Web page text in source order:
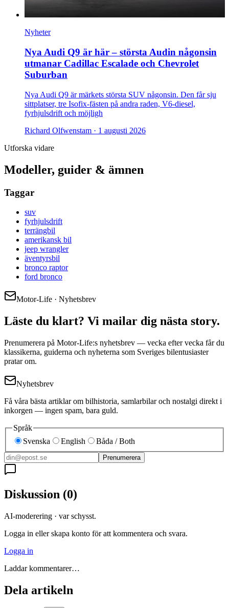
Nyheter
Nya Audi Q9 är här – största Audin någonsin
utmanar Cadillac Escalade och Chevrolet
Suburban
Nya Audi Q9 är märkets största SUV någonsin. Den får sju
sittplatser, tre Isofix-fästen på andra raden, V6-diesel,
fyrhjulsdrift och möjligh
Richard Olfwenstam · 1 augusti 2026
Utforska vidare
Modeller, guider & ämnen
Taggar
suv
fyrhjulsdrift
terrängbil
amerikansk bil
jeep wrangler
äventyrsbil
bronco raptor
ford bronco
Motor-Life · Nyhetsbrev
Läste du klart? Vi mailar dig nästa story.
Prenumerera på Motor-Life:s nyhetsbrev — vecka efter vecka får du
klassikerna, guiderna och nyheterna som Sveriges bilentusiaster
pratar om.
Nyhetsbrev
Få våra bästa artiklar om bilhistoria, samlarbilar och nostalgi direkt i
inkorgen — ingen spam, bara guld.
Språk
Svenska
English Båda / Both
Prenumerera
Diskussion (0)
AI-moderering · var schysst.
Logga in eller skapa konto för att kommentera och svara.
Logga in
Laddar kommentarer…
Dela artikeln